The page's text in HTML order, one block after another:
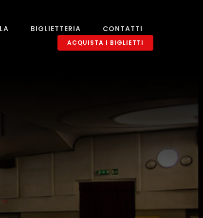
BIGLIETTERIA CONTATTI
ACQUISTA I BIGLIETTI